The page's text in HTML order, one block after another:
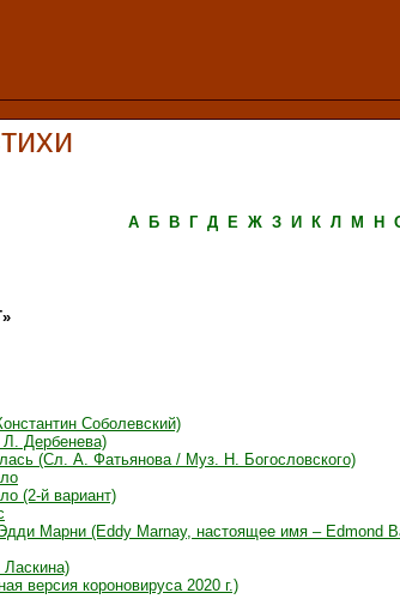
А
Б В Г Д Е Ж З И К Л М Н
Соболевский)
Дербенева)
(Сл. А. Фатьянова / Муз. Н. Богословского)
(2-й вариант)
Марни (Eddy Marnay, настоящее имя – Edmond
версия короновируса 2020 г.)